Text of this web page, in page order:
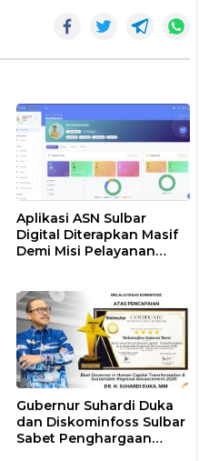
Aplikasi ASN Sulbar
Digital Diterapkan Masif
Demi Misi Pelayanan
Gubernur Suhardi Duka
dan Diskominfoss Sulbar
Sabet Penghargaan